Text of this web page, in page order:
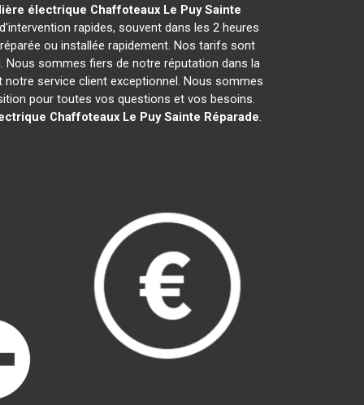
électrique Chaffoteaux Le Puy Sainte
rapides, souvent dans les 2 heures
ou installée rapidement. Nos tarifs sont
sommes fiers de notre réputation dans la
service client exceptionnel. Nous sommes
pour toutes vos questions et vos besoins.
Chaffoteaux Le Puy Sainte Réparade.